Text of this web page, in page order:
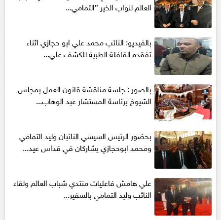
العالم لنواب الخير ”التمامي...
بالفيديو: النائب محمد علي ابو حجازي اثناء
تفقده القافلة الطبية للكشف علي...
بالصور : جلسة مناقشة قانون العمل بمجلس
الشيوخ برئاسة المستشار عبد الوهاب...
بحضور الرئيس السيسي النائبان وليد التمامي
ومحمد ابوحجازي يشاركان في قداس عيد...
علي هامش فاعليات منتدي شباب العالم ولقاء
النائب وليد التمامي بالسفير...